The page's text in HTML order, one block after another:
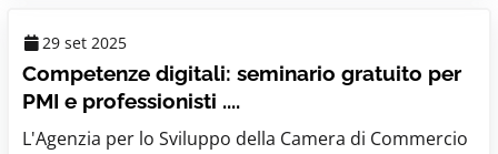
29 set 2025
Competenze digitali: seminario gratuito per
PMI e professionisti ....
L'Agenzia per lo Sviluppo della Camera di Commercio